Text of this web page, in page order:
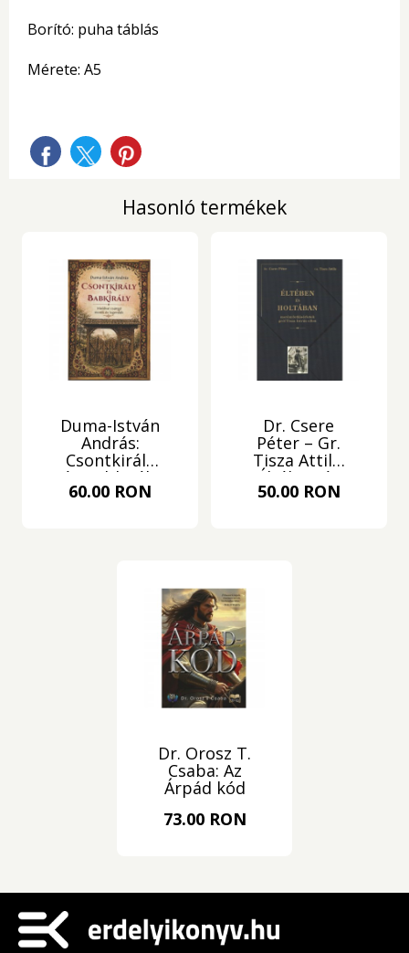
Borító: puha táblás
Mérete: A5
Hasonló termékek
Duma-István
András:
Csontkirály
és Babkirály
60.00 RON
Dr. Csere
Péter – Gr.
Tisza Attila:
Éltében és
holtában •
50.00 RON
Dr. Orosz T.
Csaba: Az
Árpád kód
73.00 RON